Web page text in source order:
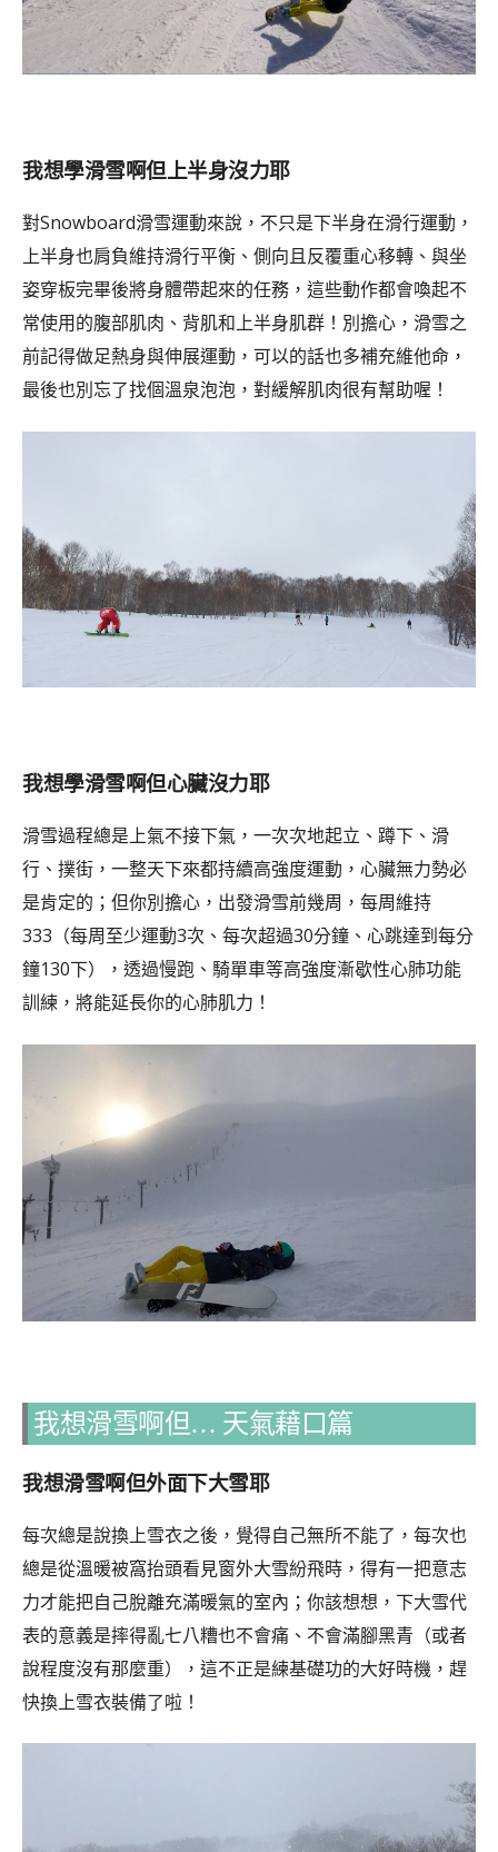
我想學滑雪啊但上半身沒力耶
對Snowboard滑雪運動來說，不只是下半身在滑行運動，
上半身也肩負維持滑行平衡、側向且反覆重心移轉、與坐
姿穿板完畢後將身體帶起來的任務，這些動作都會喚起不
常使用的腹部肌肉、背肌和上半身肌群！別擔心，滑雪之
前記得做足熱身與伸展運動，可以的話也多補充維他命，
最後也別忘了找個溫泉泡泡，對緩解肌肉很有幫助喔！
我想學滑雪啊但心臟沒力耶
滑雪過程總是上氣不接下氣，一次次地起立、蹲下、滑
行、撲街，一整天下來都持續高強度運動，心臟無力勢必
是肯定的；但你別擔心，出發滑雪前幾周，每周維持
333（每周至少運動3次、每次超過30分鐘、心跳達到每分
鐘130下），透過慢跑、騎單車等高強度漸歇性心肺功能
訓練，將能延長你的心肺肌力！
我想滑雪啊但… 天氣藉口篇
我想滑雪啊但外面下大雪耶
每次總是說換上雪衣之後，覺得自己無所不能了，每次也
總是從溫暖被窩抬頭看見窗外大雪紛飛時，得有一把意志
力才能把自己脫離充滿暖氣的室內；你該想想，下大雪代
表的意義是摔得亂七八糟也不會痛、不會滿腳黑青（或者
說程度沒有那麼重），這不正是練基礎功的大好時機，趕
快換上雪衣裝備了啦！